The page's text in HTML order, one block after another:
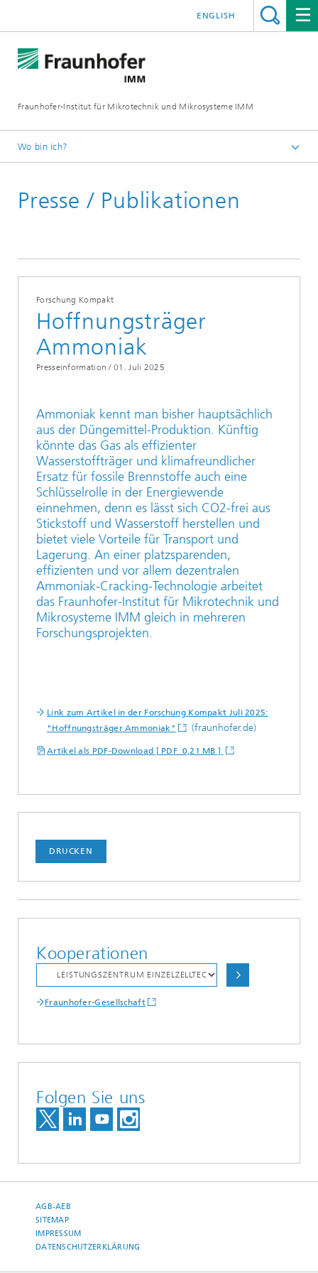
Fraunhofer-Institut für Mikrotechnik und Mikrosysteme IMM
ENGLISH
Wo bin ich?
Presse / Publikationen
Presse / Publikationen
Forschung Kompakt
Hoffnungsträger
Ammoniak
Presseinformation / 01. Juli 2025
Ammoniak kennt man bisher hauptsächlich
aus der Düngemittel-Produktion. Künftig
könnte das Gas als effizienter
Wasserstoffträger und klimafreundlicher
Ersatz für fossile Brennstoffe auch eine
Schlüsselrolle in der Energiewende
einnehmen, denn es lässt sich CO2-frei aus
Stickstoff und Wasserstoff herstellen und
bietet viele Vorteile für Transport und
Lagerung. An einer platzsparenden,
effizienten und vor allem dezentralen
Ammoniak-Cracking-Technologie arbeitet
das Fraunhofer-Institut für Mikrotechnik und
Mikrosysteme IMM gleich in mehreren
Forschungsprojekten.
Link zum Artikel in der Forschung Kompakt Juli 2025:
"Hoffnungsträger Ammoniak"
(fraunhofer.de)
Artikel als PDF-Download [ PDF 0,21 MB ]
DRUCKEN
Kooperationen
Fraunhofer-Gesellschaft
Folgen Sie uns
AGB-AEB
SITEMAP
IMPRESSUM
DATENSCHUTZERKLÄRUNG